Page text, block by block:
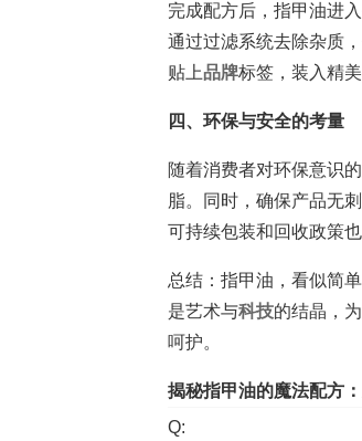
完成配方后，指甲油进
通过过滤系统去除杂质
贴上品牌标签，装入精
四、环保与安全的考量
随着消费者对环保意识
脂。同时，确保产品无
可持续包装和回收政策
总结：指甲油，看似简
是艺术与科技的结晶，
呵护。
揭秘指甲油的魔法配方
Q: